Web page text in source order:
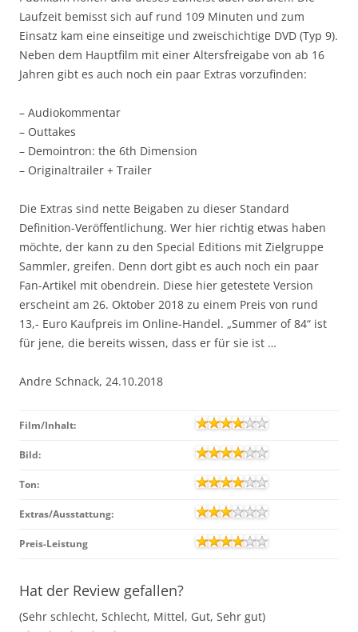
Laufzeit bemisst sich auf rund 109 Minuten und zum
Einsatz kam eine einseitige und zweischichtige DVD (Typ 9).
Neben dem Hauptfilm mit einer Altersfreigabe von ab 16
Jahren gibt es auch noch ein paar Extras vorzufinden:
– Audiokommentar
– Outtakes
– Demointron: the 6th Dimension
– Originaltrailer + Trailer
Die Extras sind nette Beigaben zu dieser Standard
Definition-Veröffentlichung. Wer hier richtig etwas haben
möchte, der kann zu den Special Editions mit Zielgruppe
Sammler, greifen. Denn dort gibt es auch noch ein paar
Fan-Artikel mit obendrein. Diese hier getestete Version
erscheint am 26. Oktober 2018 zu einem Preis von rund
13,- Euro Kaufpreis im Online-Handel. „Summer of 84“ ist
für jene, die bereits wissen, dass er für sie ist …
Andre Schnack, 24.10.2018
Film/Inhalt:
Bild:
Ton:
Extras/Ausstattung:
Preis-Leistung
Hat der Review gefallen?
(Sehr schlecht, Schlecht, Mittel, Gut, Sehr gut)